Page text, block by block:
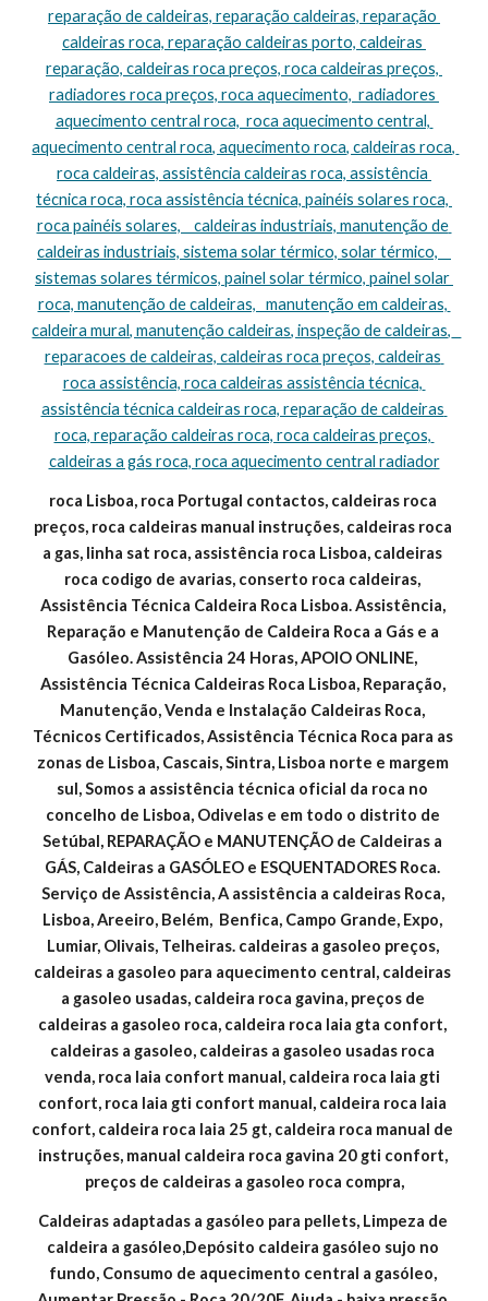
reparação de caldeiras, reparação caldeiras, reparação
caldeiras roca, reparação caldeiras porto, caldeiras
reparação, caldeiras roca preços, roca caldeiras preços,
radiadores roca preços, roca aquecimento,  radiadores
aquecimento central roca,  roca aquecimento central,
aquecimento central roca, aquecimento roca, caldeiras roca,
roca caldeiras, assistência caldeiras roca, assistência
técnica roca, roca assistência técnica, painéis solares roca,
roca painéis solares,    caldeiras industriais, manutenção de
caldeiras industriais, sistema solar térmico, solar térmico,
sistemas solares térmicos, painel solar térmico, painel solar
roca, manutenção de caldeiras,   manutenção em caldeiras,
caldeira mural, manutenção caldeiras, inspeção de caldeiras,
reparacoes de caldeiras, caldeiras roca preços, caldeiras
roca assistência, roca caldeiras assistência técnica,
assistência técnica caldeiras roca, reparação de caldeiras
roca, reparação caldeiras roca, roca caldeiras preços,
caldeiras a gás roca, roca aquecimento central radiador
roca Lisboa, roca Portugal contactos, caldeiras roca
preços, roca caldeiras manual instruções, caldeiras roca
a gas, linha sat roca, assistência roca Lisboa, caldeiras
roca codigo de avarias, conserto roca caldeiras,
Assistência Técnica Caldeira Roca Lisboa. Assistência,
Reparação e Manutenção de Caldeira Roca a Gás e a
Gasóleo. Assistência 24 Horas, APOIO ONLINE,
Assistência Técnica Caldeiras Roca Lisboa, Reparação,
Manutenção, Venda e Instalação Caldeiras Roca,
Técnicos Certificados, Assistência Técnica Roca para as
zonas de Lisboa, Cascais, Sintra, Lisboa norte e margem
sul, Somos a assistência técnica oficial da roca no
concelho de Lisboa, Odivelas e em todo o distrito de
Setúbal, REPARAÇÃO e MANUTENÇÃO de Caldeiras a
GÁS, Caldeiras a GASÓLEO e ESQUENTADORES Roca.
Serviço de Assistência, A assistência a caldeiras Roca,
Lisboa, Areeiro, Belém,  Benfica, Campo Grande, Expo,
Lumiar, Olivais, Telheiras. caldeiras a gasoleo preços,
caldeiras a gasoleo para aquecimento central, caldeiras
a gasoleo usadas, caldeira roca gavina, preços de
caldeiras a gasoleo roca, caldeira roca laia gta confort,
caldeiras a gasoleo, caldeiras a gasoleo usadas roca
venda, roca laia confort manual, caldeira roca laia gti
confort, roca laia gti confort manual, caldeira roca laia
confort, caldeira roca laia 25 gt, caldeira roca manual de
instruções, manual caldeira roca gavina 20 gti confort,
preços de caldeiras a gasoleo roca compra,
Caldeiras adaptadas a gasóleo para pellets, Limpeza de
caldeira a gasóleo,Depósito caldeira gasóleo sujo no
fundo, Consumo de aquecimento central a gasóleo,